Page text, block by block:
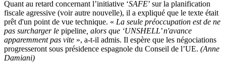
Quant au retard concernant l’initiative ‘SAFE’ sur la planification
fiscale agressive (voir autre nouvelle), il a expliqué que le texte était
prêt d'un point de vue technique. « La seule préoccupation est de ne
pas surcharger le pipeline , alors que ‘UNSHELL’ n'avance
apparemment pas vite », a-t-il admis. Il espère que les négociations
progresseront sous présidence espagnole du Conseil de l’UE. (Anne
Damiani)